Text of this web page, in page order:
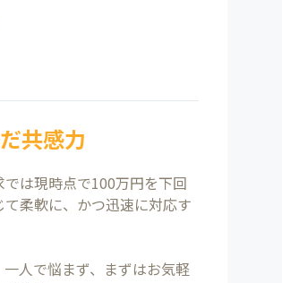
共感力
は現時点で100万円を下回
柔軟に、かつ迅速に対応す
人で悩まず、まずはお気軽